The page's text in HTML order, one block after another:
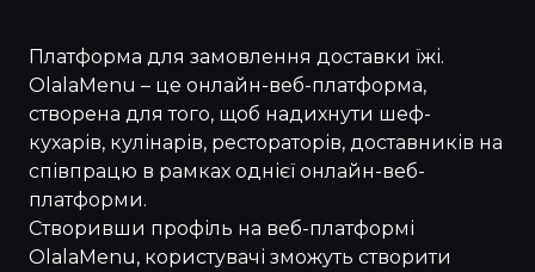
Платформа для замовлення доставки їжі.
OlalaMenu – це онлайн-веб-платформа,
створена для того, щоб надихнути шеф-
кухарів, кулінарів, рестораторів, доставників на
співпрацю в рамках однієї онлайн-веб-
платформи.
Створивши профіль на веб-платформі
OlalaMenu, користувачі зможуть створити